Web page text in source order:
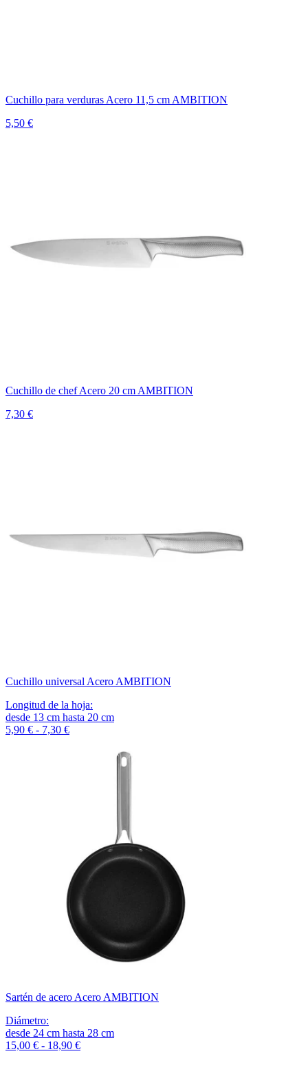
Cuchillo para verduras Acero 11,5 cm AMBITION
5,50 €
Cuchillo de chef Acero 20 cm AMBITION
7,30 €
Cuchillo universal Acero AMBITION
Longitud de la hoja:
desde 13 cm hasta 20 cm
5,90 € - 7,30 €
Sartén de acero Acero AMBITION
Diámetro:
desde 24 cm hasta 28 cm
15,00 € - 18,90 €